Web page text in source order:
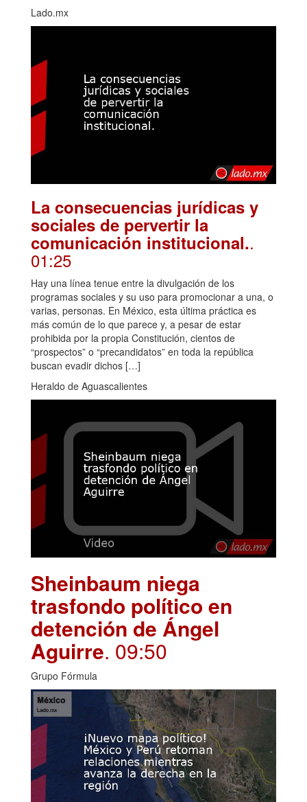
Lado.mx
La consecuencias jurídicas y
sociales de pervertir la
comunicación institucional..
01:25
Hay una línea tenue entre la divulgación de los
programas sociales y su uso para promocionar a una, o
varias, personas. En México, esta última práctica es
más común de lo que parece y, a pesar de estar
prohibida por la propia Constitución, cientos de
“prospectos” o “precandidatos” en toda la república
buscan evadir dichos […]
Heraldo de Aguascalientes
Sheinbaum niega
trasfondo político en
detención de Ángel
Aguirre. 09:50
Grupo Fórmula